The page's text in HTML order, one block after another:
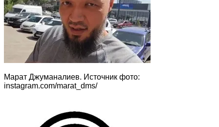
Марат Джуманалиев. Источник фото:
instagram.com/marat_dms/